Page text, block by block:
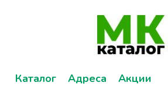
Каталог Адреса Акции